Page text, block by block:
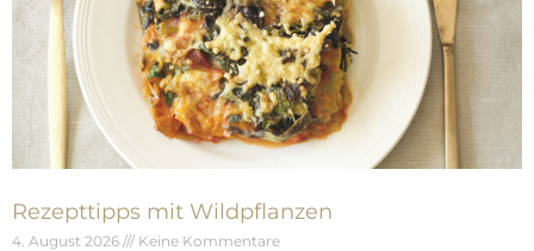
Rezepttipps mit Wildpflanzen
4. August 2026 Keine Kommentare